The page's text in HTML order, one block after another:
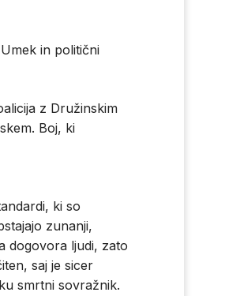
in politični
z Družinskim
Boj, ki
ki so
zunanji,
dogovora ljudi, zato
saj je sicer
smrtni sovražnik.